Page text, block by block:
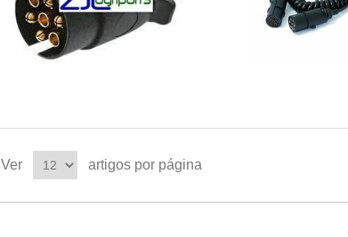
Ver artigos por página